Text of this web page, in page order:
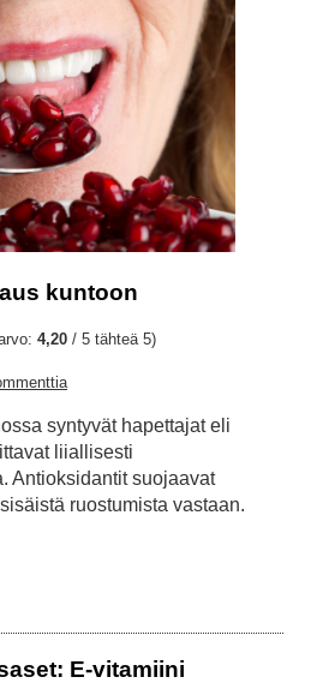
kuntoon
4,20 / 5 tähteä 5)
syntyvät hapettajat eli
liiallisesti
Antioksidantit suojaavat
ruostumista vastaan.
E-vitamiini